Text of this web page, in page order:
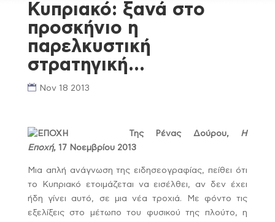
Κυπριακό: ξανά στο
προσκήνιο η
παρελκυστική
στρατηγική…
Nov 18 2013
Της Ρένας Δούρου, Η
Εποχή, 17 Νοεμβρίου 2013
Μια απλή ανάγνωση της ειδησεογραφίας, πείθει ότι
το Κυπριακό ετοιμάζεται να εισέλθει, αν δεν έχει
ήδη γίνει αυτό, σε μια νέα τροχιά. Με φόντο τις
εξελίξεις στο μέτωπο του φυσικού της πλούτο, η